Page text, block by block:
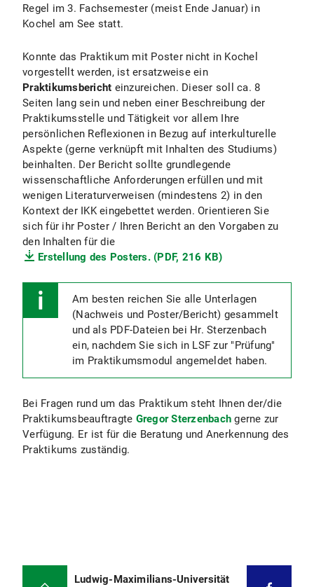
Regel im 3. Fachsemester (meist Ende Januar) in
Kochel am See statt.
Konnte das Praktikum mit Poster nicht in Kochel
vorgestellt werden, ist ersatzweise ein
Praktikumsbericht einzureichen. Dieser soll ca. 8
Seiten lang sein und neben einer Beschreibung der
Praktikumsstelle und Tätigkeit vor allem Ihre
persönlichen Reflexionen in Bezug auf interkulturelle
Aspekte (gerne verknüpft mit Inhalten des Studiums)
beinhalten. Der Bericht sollte grundlegende
wissenschaftliche Anforderungen erfüllen und mit
wenigen Literaturverweisen (mindestens 2) in den
Kontext der IKK eingebettet werden. Orientieren Sie
sich für ihr Poster / Ihren Bericht an den Vorgaben zu
den Inhalten für die
Erstellung des Posters. (PDF, 216 KB)
Am besten reichen Sie alle Unterlagen
(Nachweis und Poster/Bericht) gesammelt
und als PDF-Dateien bei Hr. Sterzenbach
ein, nachdem Sie sich in LSF zur "Prüfung"
im Praktikumsmodul angemeldet haben.
Bei Fragen rund um das Praktikum steht Ihnen der/die
Praktikumsbeauftragte Gregor Sterzenbach gerne zur
Verfügung. Er ist für die Beratung und Anerkennung des
Praktikums zuständig.
Ludwig-Maximilians-Universität